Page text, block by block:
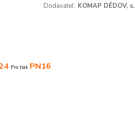
Dodavatel: KOMAP DĚDOV,
Pro tlakPN16